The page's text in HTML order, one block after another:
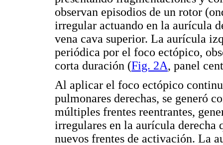
observan episodios de un rotor
irregular actuando en la aurícula
vena cava superior. La aurícula
periódica por el foco ectópico,
corta duración (Fig. 2A, panel
Al aplicar el foco ectópico
pulmonares derechas, se generó
múltiples frentes reentrantes,
irregulares en la aurícula derecha
nuevos frentes de activación. La